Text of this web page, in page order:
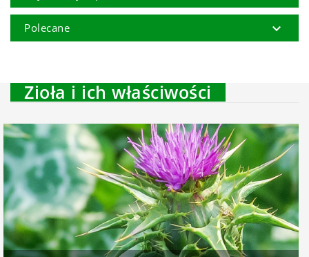
Polecane 
Zioła i ich właściwości